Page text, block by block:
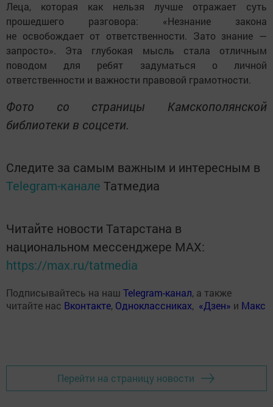
Леца, которая как нельзя лучше отражает суть
прошедшего разговора: «Незнание закона
не освобождает от ответственности. Зато знание —
запросто». Эта глубокая мысль стала отличным
поводом для ребят задуматься о личной
ответственности и важности правовой грамотности.
Фото со страницы Камскополянской
библиотеки в соцсети.
Следите за самым важным и интересным в
Telegram-канале Татмедиа
Читайте новости Татарстана в
национальном мессенджере MАХ:
https://max.ru/tatmedia
Подписывайтесь на наш Telegram-канал, а также
читайте нас Вконтакте, Одноклассниках, «Дзен» и Макс
Перейти на страницу новости